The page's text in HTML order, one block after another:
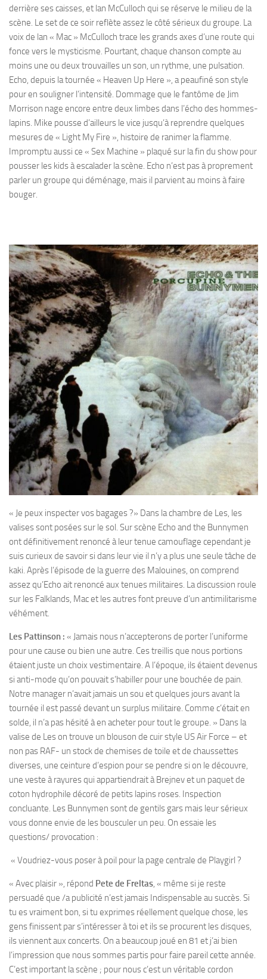
derrière ses caisses, et lan McCulloch qui se réserve le milieu de la
scène. Le set de ce soir reflète assez le côté sérieux du groupe. La
voix de lan « Mac » McCulloch trace les grands axes d’une route qui
fonce vers le mysticisme. Pourtant, chaque chanson compte au
moins une ou deux trouvailles un son, un rythme, une pulsation.
Echo, depuis la tournée « Heaven Up Here », a peaufiné son style
pour en souligner l’intensité. Dommage que le fantôme de Jim
Morrison nage encore entre deux limbes dans l’écho des hommes-
lapins. Mike pousse d’ailleurs le vice jusqu’à reprendre quelques
mesures de « Light My Fire », histoire de ranimer la flamme.
Impromptu aussi ce « Sex Machine » plaqué sur la fin du show pour
pousser les kids à escalader la scène. Echo n’est pas à proprement
parler un groupe qui déménage, mais il parvient au moins à faire
bouger.
« Je peux inspecter vos bagages ?» Dans la chambre de Les, les
valises sont posées sur le sol. Sur scène Echo and the Bunnymen
ont définitivement renoncé à leur tenue camouflage cependant je
suis curieux de savoir si dans leur vie il n’y a plus une seule tâche de
kaki. Après l’épisode de la guerre des Malouines, on comprend
assez qu’Echo ait renoncé aux tenues militaires. La discussion roule
sur les Falklands, Mac et les autres font preuve d’un antimilitarisme
véhément.
Les Pattinson : « Jamais nous n’accepterons de porter l’uniforme
pour une cause ou bien une autre. Ces treillis que nous portions
étaient juste un choix vestimentaire. A l’époque, ils étaient devenus
si anti-mode qu’on pouvait s’habiller pour une bouchée de pain.
Notre manager n’avait jamais un sou et quelques jours avant la
tournée il est passé devant un surplus militaire. Comme c’était en
solde, il n’a pas hésité à en acheter pour tout le groupe. » Dans la
valise de Les on trouve un blouson de cuir style US Air Force – et
non pas RAF- un stock de chemises de toile et de chaussettes
diverses, une ceinture d’espion pour se pendre si on le découvre,
une veste à rayures qui appartiendrait à Brejnev et un paquet de
coton hydrophile décoré de petits lapins roses. Inspection
concluante. Les Bunnymen sont de gentils gars mais leur sérieux
vous donne envie de les bousculer un peu. On essaie les
questions/ provocation :
« Voudriez-vous poser à poil pour la page centrale de Playgirl ?
« Avec plaisir », répond Pete de Freltas , « même si je reste
persuadé que /a publicité n’est jamais Indispensable au succès. Si
tu es vraiment bon, si tu exprimes réellement quelque chose, les
gens finissent par s’intéresser à toi et ils se procurent les disques,
ils viennent aux concerts. On a beaucoup joué en 81 et j’ai bien
l’impression que nous sommes partis pour faire pareil cette année.
C’est important la scène ; pour nous c’est un véritable cordon